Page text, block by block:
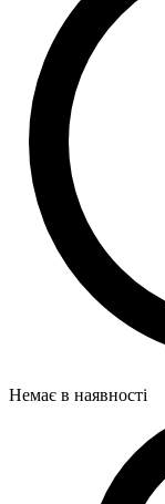
Немає в наявності